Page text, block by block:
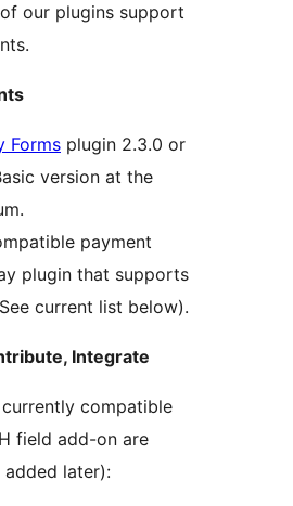
our plugins support
Forms plugin 2.3.0 or
version at the
payment
plugin that supports
current list below).
Integrate
compatible
field add-on are
later):